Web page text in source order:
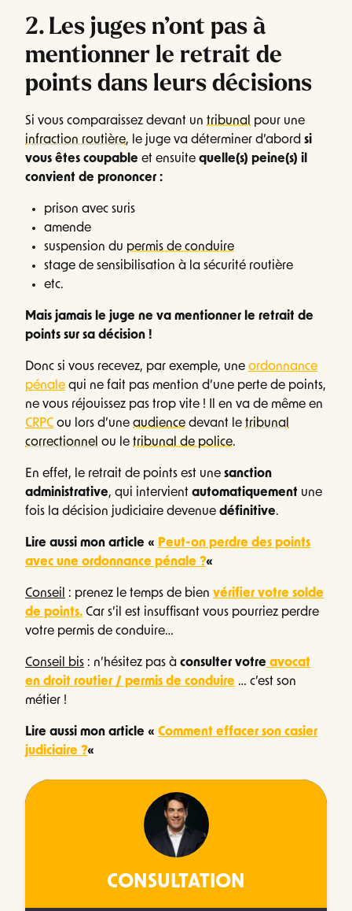
2. Les juges n’ont pas à
mentionner le retrait de
points dans leurs décisions
Si vous comparaissez devant un tribunal pour une
infraction routière, le juge va déterminer d’abord si
vous êtes coupable et ensuite quelle(s) peine(s) il
convient de prononcer :
prison avec suris
amende
suspension du permis de conduire
stage de sensibilisation à la sécurité routière
etc.
Mais jamais le juge ne va mentionner le retrait de
points sur sa décision !
Donc si vous recevez, par exemple, une ordonnance
pénale qui ne fait pas mention d’une perte de points,
ne vous réjouissez pas trop vite ! Il en va de même en
CRPC ou lors d’une audience devant le tribunal
correctionnel ou le tribunal de police.
En effet, le retrait de points est une sanction
administrative, qui intervient automatiquement une
fois la décision judiciaire devenue définitive.
Lire aussi mon article « Peut-on perdre des points
avec une ordonnance pénale ?«
Conseil : prenez le temps de bien vérifier votre solde
de points. Car s’il est insuffisant vous pourriez perdre
votre permis de conduire…
Conseil bis : n’hésitez pas à consulter votre avocat
en droit routier / permis de conduire … c’est son
métier !
Lire aussi mon article « Comment effacer son casier
judiciaire ?«
CONSULTATION